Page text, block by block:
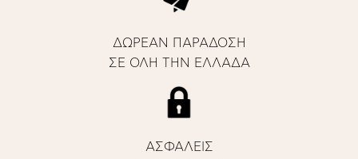
ΔΩΡΕΑΝ ΠΑΡΑΔΟΣΗ
ΣΕ ΟΛΗ ΤΗΝ ΕΛΛΑΔΑ
ΑΣΦΑΛΕΙΣ